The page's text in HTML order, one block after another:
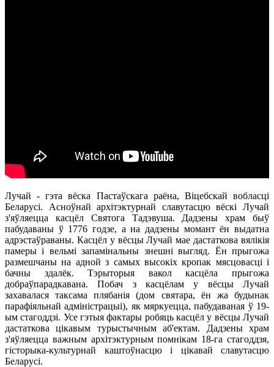
Лучай - гэта вёска Пастаўскага раёна, Віцебскай вобласці
Беларусі. Асноўнай архітэктурнай славутасцю вёскі Лучай
з'яўляецца касцёл Святога Тадэвуша. Дадзены храм быў
пабудаваны ў 1776 годзе, а на дадзены момант ён выдатна
адрэстаўраваны. Касцёл у вёсцы Лучай мае дастаткова вялікія
памеры і вельмі запамінальны знешні выгляд. Ён прыгожа
размешчаны на адной з самых высокіх кропак мясцовасці і
бачны здалёк. Тэрыторыя вакол касцёла прыгожа
добраўпарадкавана. Побач з касцёлам у вёсцы Лучай
захавалася таксама плябанія (дом святара, ён жа будынак
парафіяльнай адміністрацыі), як мяркуецца, пабудаваная ў 19-
ым стагоддзі. Усе гэтыя фактары робяць касцёл у вёсцы Лучай
дастаткова цікавым турыстычным аб'ектам. Дадзены храм
з'яўляецца важным архітэктурным помнікам 18-га стагоддзя,
гісторыка-культурнай каштоўнасцю і цікавай славутасцю
Беларусі.